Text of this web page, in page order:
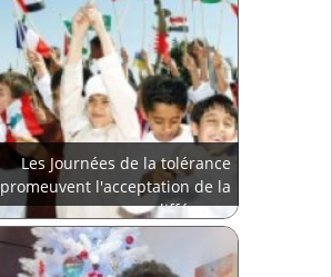
Les Journées de la tolérance
promeuvent l'acceptation de la
différence